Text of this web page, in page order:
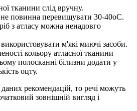
тканини слід вручну.
повинна перевищувати 30-40оС.
з атласу можна ненадовго
м'які миючі засоби.
кольору атласної тканини
полосканні білизни додати у
оцту.
рекомендацій, то речі можуть
зовнішній вигляд і